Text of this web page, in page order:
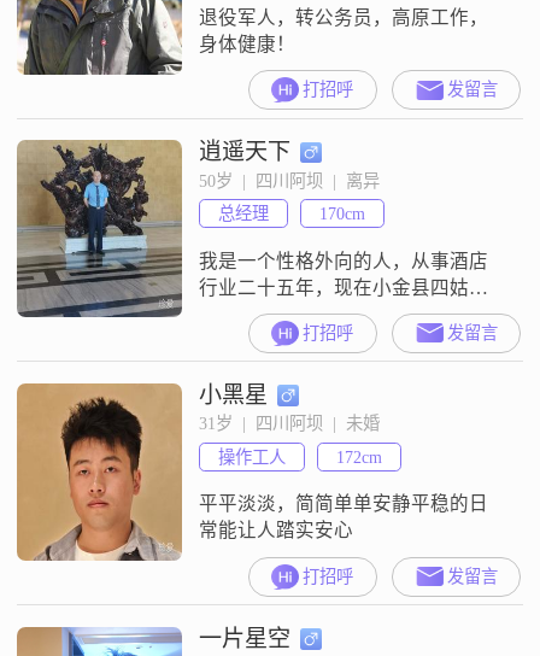
重和信任，希望能够找到一个有共
同
退役军人，转公务员，高原工作，
身体健康！
打招呼 发留言
逍遥天下
50岁  |  四川阿坝  |  离异
总经理
170cm
我是一个性格外向的人，从事酒店
行业二十五年，现在小金县四姑娘
山一家高端酒店上班，每个人的相
遇都是缘分，前世一定有因果关
系，双方都要珍惜今生的缘分
##3002##相互理解支持##3002##
打招呼 发留言
小黑星
31岁  |  四川阿坝  |  未婚
操作工人
172cm
平平淡淡，简简单单安静平稳的日
常能让人踏实安心
打招呼 发留言
一片星空